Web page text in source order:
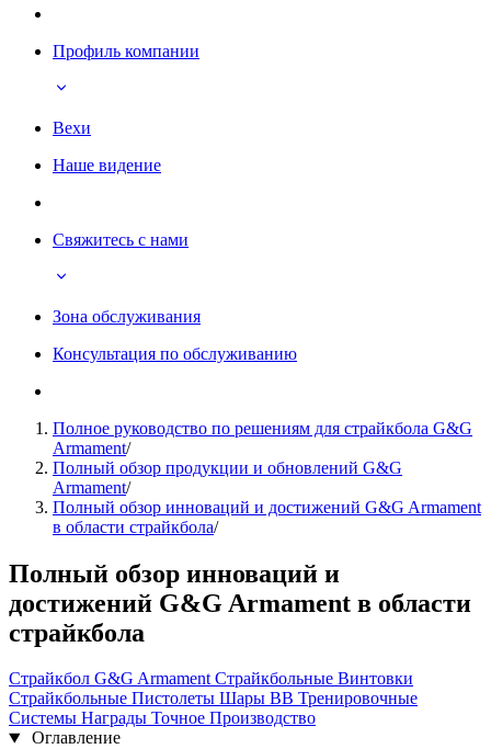
Профиль компании
Вехи
Наше видение
Свяжитесь с нами
Зона обслуживания
Консультация по обслуживанию
Полное руководство по решениям для страйкбола G&G
Armament/
Полный обзор продукции и обновлений G&G
Armament/
Полный обзор инноваций и достижений G&G Armament
в области страйкбола/
Полный обзор инноваций и
достижений G&G Armament в области
страйкбола
Страйкбол G&G ArmamentСтрайкбольные Винтовки
Страйкбольные Пистолеты Шары BB Тренировочные
Системы Награды Точное Производство
Оглавление